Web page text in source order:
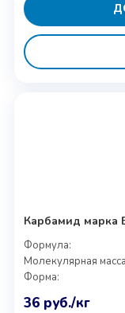
Карбамид марка
Формула:
Молекулярная
Форма:
36 руб./кг